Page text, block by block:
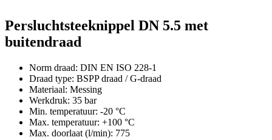
Persluchtsteeknippel DN 5.5 met
buitendraad
Norm draad: DIN EN ISO 228-1
Draad type: BSPP draad / G-draad
Materiaal: Messing
Werkdruk: 35 bar
Min. temperatuur: -20 °C
Max. temperatuur: +100 °C
Max. doorlaat (l/min): 775